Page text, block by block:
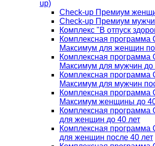
up)
Check-up Премиум
Check-up Премиум
Комплекс "В отпуск
Комплексная программа
Максимум для женщин
Комплексная программа
Максимум для мужчин до
Комплексная программа
Максимум для мужчин
Комплексная программа
Максимум женщины до
Комплексная программа
для женщин до 40 лет
Комплексная программа
для женщин после 40 лет